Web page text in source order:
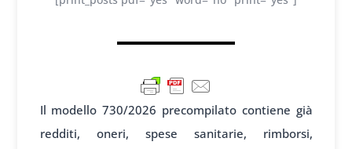
Il modello 730/2026 precompilato contiene già
redditi, oneri, spese sanitarie, rimborsi,